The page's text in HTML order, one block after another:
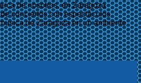
de nosotros, en Zaragoza
conciertos con espectáculos
de Zaragoza en un ambiente